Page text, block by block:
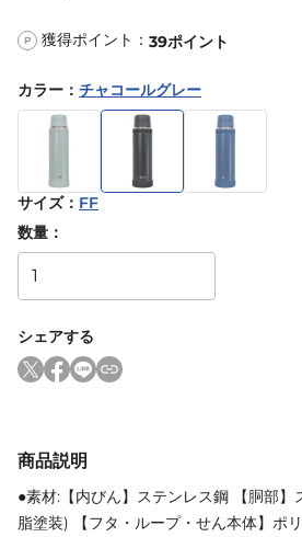
P 獲得ポイント： 39ポイント
カラー ： チャコールグレー
サイズ： FF
数量：
シェアする
商品説明
●素材:【内びん】ステンレス鋼 【胴部
脂塗装) 【フタ・ループ・せん本体】ポ